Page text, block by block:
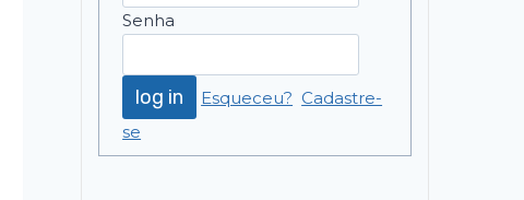
Senha
Esqueceu? Cadastre-
se